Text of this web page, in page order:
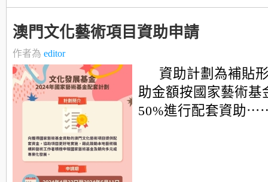
澳門文化藝術項目資助申請
作者為 editor
資助計劃為補貼
助金額按國家藝術基
50%進行配套資助